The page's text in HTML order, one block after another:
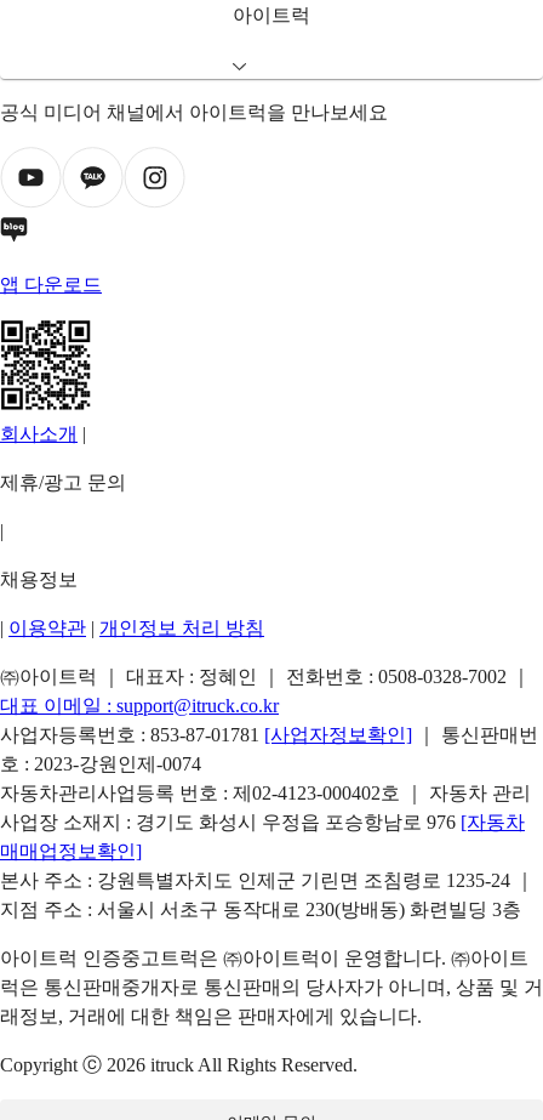
아이트럭
공식 미디어 채널에서 아이트럭을 만나보세요
앱 다운로드
회사소개 |
제휴/광고 문의
|
채용정보
| 이용약관 | 개인정보 처리 방침
㈜아이트럭 ｜ 대표자 : 정혜인 ｜ 전화번호 : 0508-0328-7002
대표 이메일 : support@itruck.co.kr
사업자등록번호 : 853-87-01781 [사업자정보확인]
｜ 통신판매번
호 : 2023-강원인제-0074
자동차관리사업등록 번호 : 제02-4123-000402호 ｜ 자동차 관리
사업장 소재지 : 경기도 화성시 우정읍 포승항남로 976 [자동차
매매업정보확인]
본사 주소 : 강원특별자치도 인제군 기린면 조침령로 1235-24 ｜
지점 주소 : 서울시 서초구 동작대로 230(방배동) 화련빌딩 3층
아이트럭 인증중고트럭은 ㈜아이트럭이 운영합니다. ㈜아이트
럭은 통신판매중개자로 통신판매의 당사자가 아니며, 상품 및 거
래정보, 거래에 대한 책임은 판매자에게 있습니다.
Copyright ⓒ 2026 itruck All Rights Reserved.